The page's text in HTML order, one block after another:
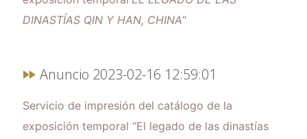
DINASTÍAS QIN Y HAN, CHINA”
Anuncio 2023-02-16 12:59:01
Servicio de impresión del catálogo de la
exposición temporal “El legado de las dinastías